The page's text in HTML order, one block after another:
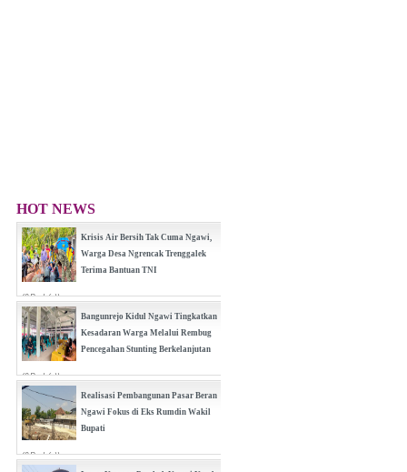
HOT NEWS
Krisis Air Bersih Tak Cuma Ngawi,
Warga Desa Ngrencak Trenggalek
Terima Bantuan TNI
(0 Reply(s))
Bangunrejo Kidul Ngawi Tingkatkan
Kesadaran Warga Melalui Rembug
Pencegahan Stunting Berkelanjutan
(0 Reply(s))
Realisasi Pembangunan Pasar Beran
Ngawi Fokus di Eks Rumdin Wakil
Bupati
(0 Reply(s))